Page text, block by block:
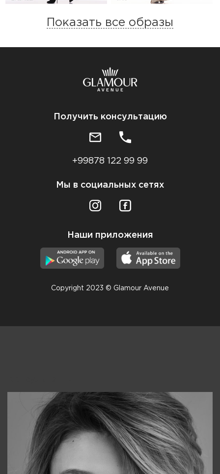
Показать все образы
Получить консультацию
+99878 122 99 99
Мы в социальных сетях
Наши приложения
Copyright 2023 © Glamour Avenue